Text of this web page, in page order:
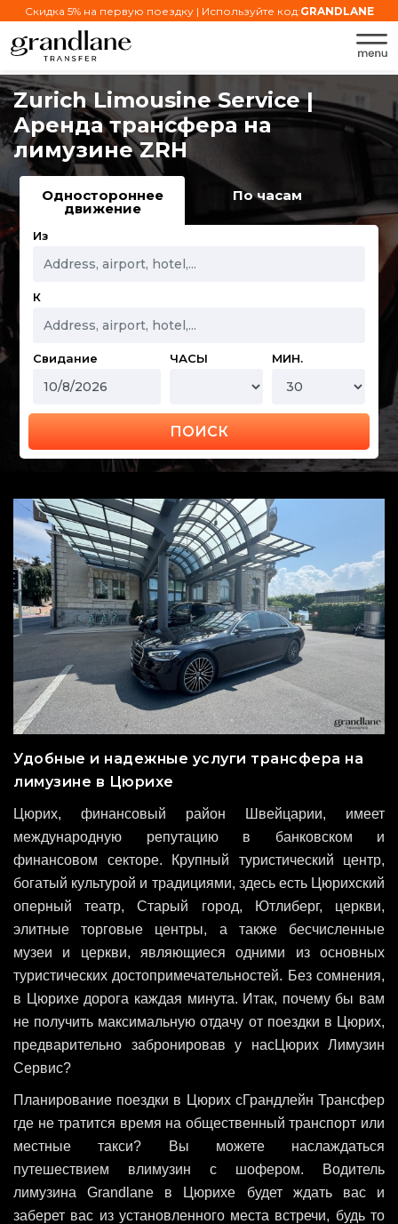
Скидка 5% на первую поездку | Используйте код:GRANDLANE
Zurich Limousine Service |
Аренда трансфера на
лимузине ZRH
Одностороннее
движение
По часам
Из
К
Свидание ЧАСЫ МИН.
ПОИСК
Удобные и надежные услуги трансфера на
лимузине в Цюрихе
Цюрих, финансовый район Швейцарии, имеет
международную репутацию в банковском и
финансовом секторе. Крупный туристический центр,
богатый культурой и традициями, здесь есть Цюрихский
оперный театр, Старый город, Ютлиберг, церкви,
элитные торговые центры, а также бесчисленные
музеи и церкви, являющиеся одними из основных
туристических достопримечательностей. Без сомнения,
в Цюрихе дорога каждая минута. Итак, почему бы вам
не получить максимальную отдачу от поездки в Цюрих,
предварительно забронировав у насЦюрих Лимузин
Сервис?
Планирование поездки в Цюрих сГрандлейн Трансфер
где не тратится время на общественный транспорт или
местные такси? Вы можете наслаждаться
путешествием влимузин с шофером. Водитель
лимузина Grandlane в Цюрихе будет ждать вас и
заберет вас из установленного места встречи, будь то